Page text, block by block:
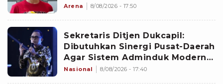
Mulai Karier di Liga Voli Korea
Arena 8/08/2026 - 17:50
Sekretaris Ditjen Dukcapil:
Dibutuhkan Sinergi Pusat-Daerah
Agar Sistem Adminduk Modern
dan Aman
Nasional 8/08/2026 - 17:40